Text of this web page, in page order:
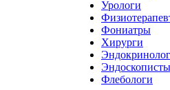
Урологи
Фониатры
Хирурги
Эндоскописты
Флебологи